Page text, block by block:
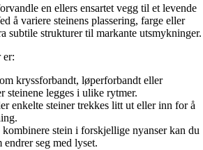
en ellers ensartet vegg til et levende
å variere steinens plassering, farge eller
subtile strukturer til markante utsmykninger.
er:
kryssforbandt, løperforbandt eller
steinene legges i ulike rytmer.
enkelte steiner trekkes litt ut eller inn for å
kombinere stein i forskjellige nyanser kan du
endrer seg med lyset.